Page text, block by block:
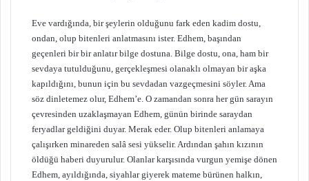
Eve vardığında, bir şeylerin olduğunu fark eden kadim dostu,
ondan, olup bitenleri anlatmasını ister. Edhem, başından
geçenleri bir bir anlatır bilge dostuna. Bilge dostu, ona, ham bir
sevdaya tutulduğunu, gerçekleşmesi olanaklı olmayan bir aşka
kapıldığını, bunun için bu sevdadan vazgeçmesini söyler. Ama
söz dinletemez olur, Edhem’e. O zamandan sonra her gün sarayın
çevresinden uzaklaşmayan Edhem, günün birinde saraydan
feryadlar geldiğini duyar. Merak eder. Olup bitenleri anlamaya
çalışırken minareden salâ sesi yükselir. Ardından şahın kızının
öldüğü haberi duyurulur. Olanlar karşısında vurgun yemişe dönen
Edhem, ayıldığında, siyahlar giyerek mateme bürünen halkın,